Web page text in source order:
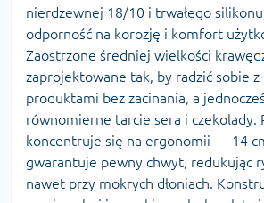
nierdzewnej 18/10 i trwałego
odporność na korozję i komfort
Zaostrzone średniej wielkości
zaprojektowane tak, by radzić sobie
produktami bez zacinania, a
równomierne tarcie sera i czekolady.
koncentruje się na ergonomii — 14
gwarantuje pewny chwyt, redukując
nawet przy mokrych dłoniach.